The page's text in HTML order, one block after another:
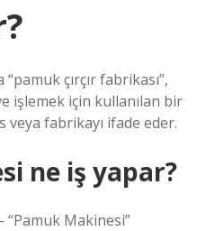
çırçır fabrikası”,
işlemek için kullanılan bir
fabrikayı ifade eder.
ne iş yapar?
Makinesi”